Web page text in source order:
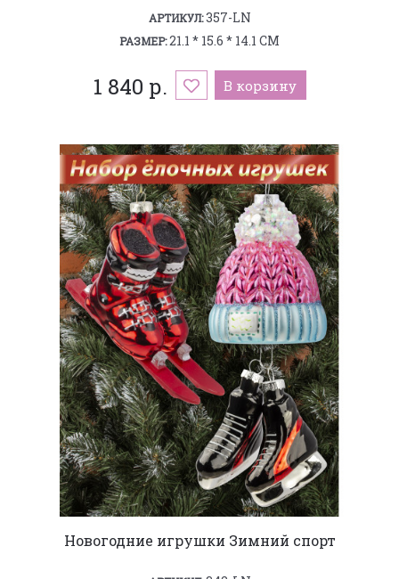
АРТИКУЛ:357-LN
РАЗМЕР:21.1 * 15.6 * 14.1 СМ
1 840 р. В корзину
Новогодние игрушки Зимний спорт